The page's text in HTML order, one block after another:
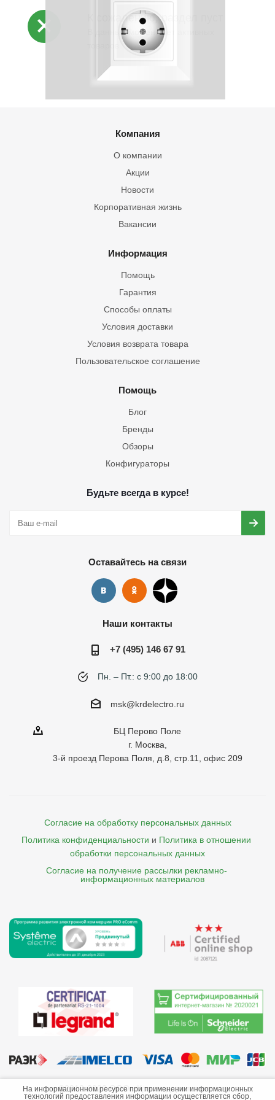
К сожалению, раздел пуст
В данный момент нет активных
Компания
О компании
Акции
Новости
Корпоративная жизнь
Вакансии
Информация
Помощь
Гарантия
Способы оплаты
Условия доставки
Условия возврата товара
Пользовательское соглашение
Помощь
Блог
Бренды
Обзоры
Конфигураторы
Будьте всегда в курсе!
Оставайтесь на связи
Наши контакты
+7 (495) 146 67 91
Пн. – Пт.: с 9:00 до 18:00
msk@krdelectro.ru
БЦ Перово Поле
г. Москва,
3-й проезд Перова Поля, д.8, стр.11, офис 209
Согласие на обработку персональных данных
Политика конфиденциальности и Политика в отношении
обработки персональных данных
Согласие на получение рассылки рекламно-
    информационных материалов
©2013-2026 ООО «Краснодарэлектро»
На информационном ресурсе при применении информационных
технологий предоставления информации осуществляется сбор,